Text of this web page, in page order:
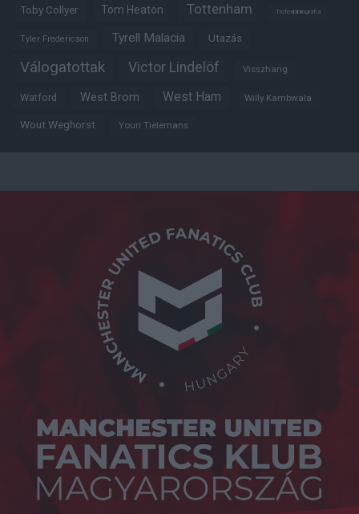
Toby Collyer Tom Heaton Tottenham Trófeabibliográfia
Tyler Fredericson Tyrell Malacia Utazás
Válogatottak Victor Lindelöf Visszhang
Watford West Brom West Ham Willy Kambwala
Wout Weghorst Youri Tielemans